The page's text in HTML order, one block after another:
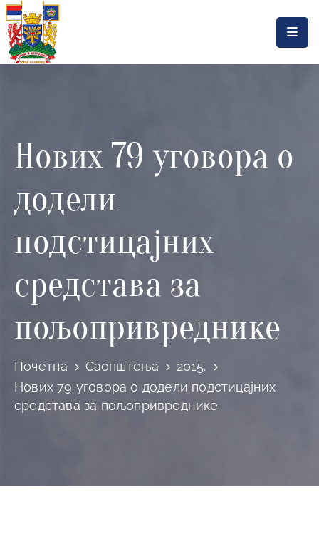
Насловна
Општинска
управа
Актуелности
Горњи
Нових 79 уговора о
додели
подстицајних
средстава за
пољопривреднике
Почетна Саопштења
2015.
Нових 79 уговора о додели подстицајних
средстава за пољопривреднике